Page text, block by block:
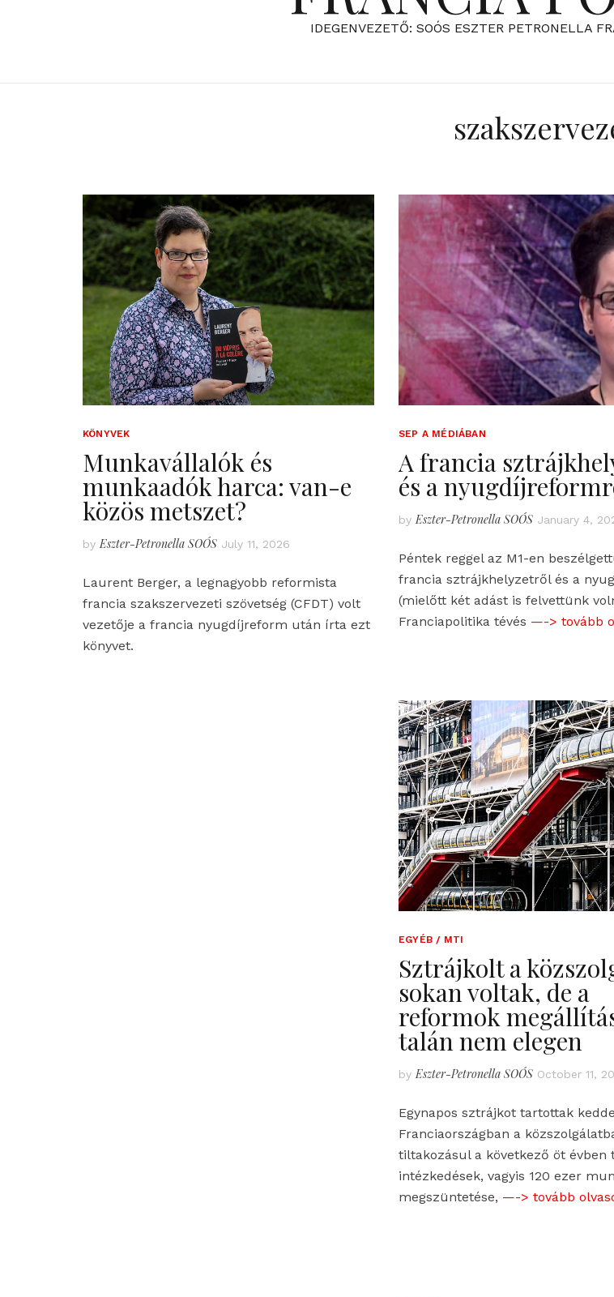
IDEGENVEZETŐ: SOÓS ESZTER PETRONELLA
KÖNYVEK
Munkavállalók és
munkaadók harca: van-e
közös metszet?
by Eszter-Petronella SOÓS July 11, 2026
Laurent Berger, a legnagyobb reformista
francia szakszervezeti szövetség (CFDT) volt
vezetője a francia nyugdíjreform után írta ezt
könyvet.
SEP A MÉDIÁBAN
A francia
és a
by Eszter-Petronella SOÓS January 4,
Péntek reggel az M1-en
francia sztrájkhelyzetről és a
(mielőtt két adást is felvettünk
Franciapolitika tévés —-> tovább
EGYÉB / MTI
Sztrájkolt a
sokan voltak, de a
reformok
talán nem elegen
by Eszter-Petronella SOÓS October 11,
Egynapos sztrájkot tartottak
Franciaországban a
tiltakozásul a következő öt évben
intézkedések, vagyis 120 ezer
megszüntetése, —-> tovább